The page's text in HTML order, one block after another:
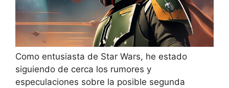
Como entusiasta de Star Wars, he estado
siguiendo de cerca los rumores y
especulaciones sobre la posible segunda